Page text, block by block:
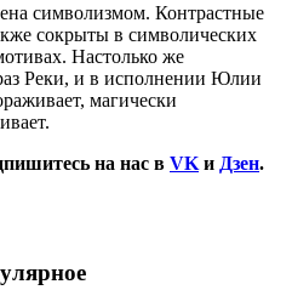
символизмом. Контрастные
сокрыты в символических
Настолько же
Реки, и в исполнении Юлии
магически
на нас в VK и Дзен.